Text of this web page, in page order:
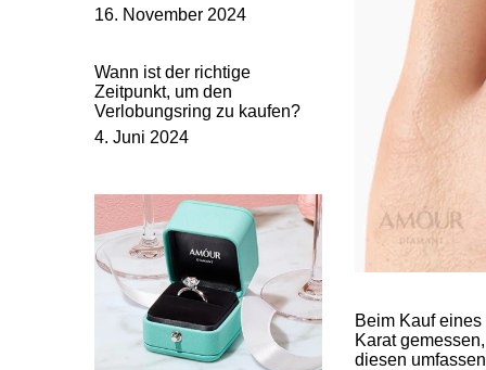
16. November 2024
Wann ist der richtige
Zeitpunkt, um den
Verlobungsring zu kaufen?
4. Juni 2024
Beim Kauf
Karat
diesen